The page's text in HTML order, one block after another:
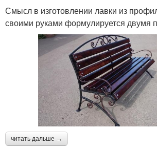
Смысл в изготовлении лавки из
своими руками формулируется двумя
читать дальше →